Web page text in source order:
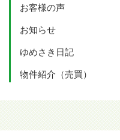
お客様の声
お知らせ
ゆめさき日記
物件紹介（売買）